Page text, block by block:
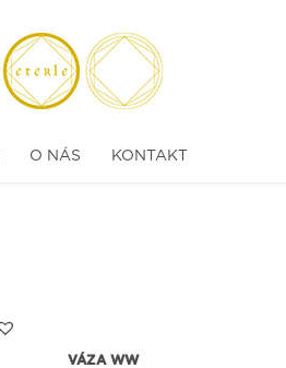
O NÁS KONTAKT
VÁZA WW